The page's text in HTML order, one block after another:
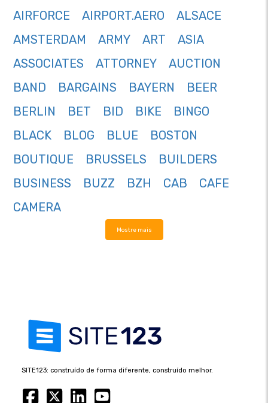
AIRFORCE
AIRPORT.AERO
ALSACE
AMSTERDAM
ARMY ART
ASIA
ASSOCIATES
ATTORNEY
AUCTION
BAND
BARGAINS BAYERN
BEER
BERLIN
BET BID BIKE
BINGO
BLACK
BLOG BLUE
BOSTON
BOUTIQUE
BRUSSELS
BUILDERS
BUSINESS
BUZZ BZH CAB
CAFE
CAMERA
Mostre mais
SITE123: construído de forma diferente, construído melhor.